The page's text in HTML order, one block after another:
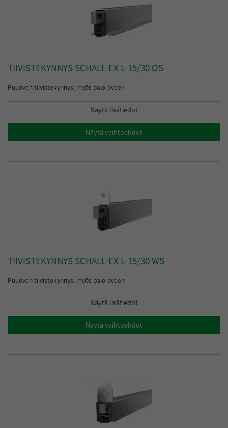
TIIVISTEKYNNYS SCHALL-EX L-15/30 OS
Puuoven tiivistekynnys, myös palo-oveen
Näytä lisätiedot
Näytä vaihtoehdot
TIIVISTEKYNNYS SCHALL-EX L-15/30 WS
Puuoven tiivistekynnys, myös palo-oveen
Näytä lisätiedot
Näytä vaihtoehdot